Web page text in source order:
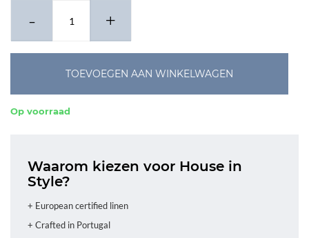
- +
TOEVOEGEN AAN WINKELWAGEN
Op voorraad
Waarom kiezen voor House in
Style?
+ European certified linen
+ Crafted in Portugal